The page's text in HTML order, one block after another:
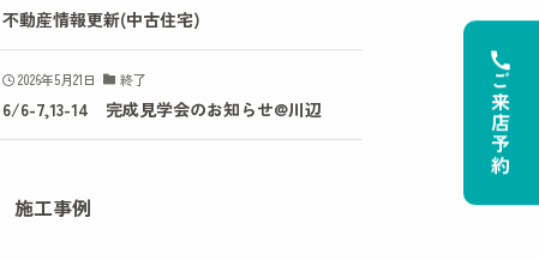
不動産情報更新(中古住宅)
2026年5月21日 終了
6/6-7,13-14 完成見学会のお知らせ@川辺
施工事例
ご来店予約